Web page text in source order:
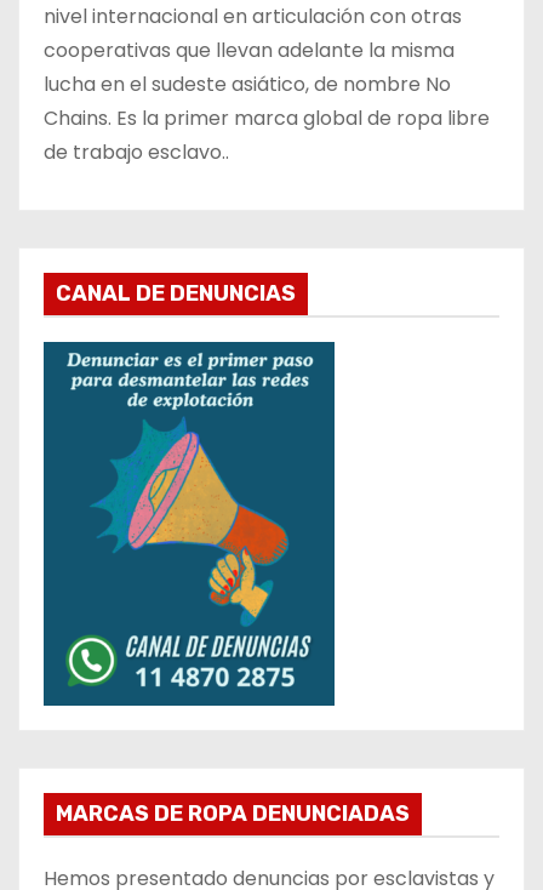
nivel internacional en articulación con otras
cooperativas que llevan adelante la misma
lucha en el sudeste asiático, de nombre No
Chains. Es la primer marca global de ropa libre
de trabajo esclavo..
CANAL DE DENUNCIAS
MARCAS DE ROPA DENUNCIADAS
Hemos presentado denuncias por esclavistas y